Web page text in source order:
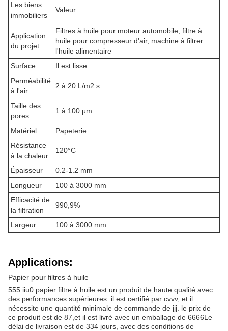
Les biens
immobiliers
Valeur
Application
du projet
Filtres à huile pour moteur automobile, filtre à
huile pour compresseur d'air, machine à filtrer
l'huile alimentaire
Surface
Il est lisse.
Perméabilité
à l'air
2 à 20 L/m2.s
Taille des
pores
1 à 100 μm
Matériel
Papeterie
Résistance
à la chaleur
120°C
Épaisseur
0.2-1.2 mm
Longueur
100 à 3000 mm
Efficacité de
la filtration
990,9%
Largeur 100 à 3000 mm
Applications:
Papier pour filtres à huile
555 iiu0 papier filtre à huile est un produit de haute qualité avec
des performances supérieures. il est certifié par cvvv, et il
nécessite une quantité minimale de commande de jjj. le prix de
ce produit est de 87,et il est livré avec un emballage de 6666Le
délai de livraison est de 334 jours, avec des conditions de